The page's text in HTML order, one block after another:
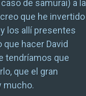
de samurai) a la
que he invertido
los allí presentes
hacer David
tendríamos que
que el gran
mucho.